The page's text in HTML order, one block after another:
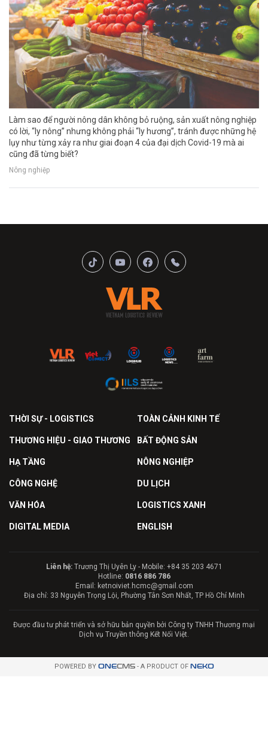
Làm sao để người nông dân không bỏ ruộng, sản xuất nông nghiệp
có lời, “ly nông” nhưng không phải “ly hương”, tránh được những hệ
lụy như từng xảy ra như giai đoạn 4 của đại dịch Covid-19 mà ai
cũng đã từng biết?
Nông nghiệp
THỜI SỰ - LOGISTICS TOÀN CẢNH KINH TẾ
THƯƠNG HIỆU - GIAO THƯƠNG BẤT ĐỘNG SẢN
HẠ TẦNG NÔNG NGHIỆP
CÔNG NGHỆ DU LỊCH
VĂN HÓA LOGISTICS XANH
DIGITAL MEDIA ENGLISH
Liên hệ:Trương Thị Uyên Ly - Mobile: +84 35 203 4671
Hotline: 0816 886 786
Email: ketnoiviet.hcmc@gmail.com
Địa chỉ: 33 Nguyễn Trọng Lội, Phường Tân Sơn Nhất, TP Hồ Chí Minh
Được đầu tư phát triển và sở hữu bản quyền bởi Công ty TNHH Thương mại
Dịch vụ Truyền thông Kết Nối Việt.
POWERED BY ONECMS- A PRODUCT OF NEKO